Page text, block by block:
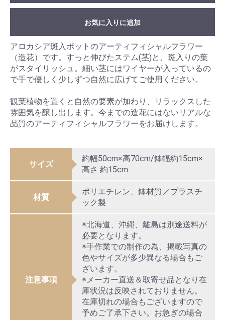
お気に入りに追加
アロカシア斑入ポットのアーティフィシャルフラワー
（造花）です。すっと伸びたステム(茎)と、斑入りの葉
がスタイリッシュ。細い茎にはワイヤーが入っているの
で手で優しく少しずつ自然に広げてご使用ください。
観葉植物を置くと自然の要素が加わり、リラックスした
雰囲気を醸し出します。今までの造花にはないリアルな
品質のアーティフィシャルフラワーをお届けします。
サイズ
約幅50cm×高70cm/鉢幅約15cm×
高さ 約15cm
材質
ポリエチレン、鉢材質／プラスチ
ック製
注意事項
※北海道、沖縄、離島は別途送料が
必要となります。
※手作業での制作の為、掲載写真の
色やサイズが多少異なる場合もご
ざいます。
※メーカー直送＆取寄せ品となり在
庫状況は反映されておりません。
在庫切れの場合もございますので
予めご了承下さい。お急ぎの場合